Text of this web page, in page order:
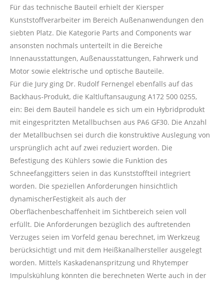
Für das technische Bauteil erhielt der Kiersper
Kunststoffverarbeiter im Bereich Außenanwendungen den
siebten Platz. Die Kategorie Parts and Components war
ansonsten nochmals unterteilt in die Bereiche
Innenausstattungen, Außenausstattungen, Fahrwerk und
Motor sowie elektrische und optische Bauteile.
Für die Jury ging Dr. Rudolf Fernengel ebenfalls auf das
Backhaus-Produkt, die Kaltluftansaugung A172 500 0255,
ein: Bei dem Bauteil handele es sich um ein Hybridprodukt
mit eingespritzten Metallbuchsen aus PA6 GF30. Die Anzahl
der Metallbuchsen sei durch die konstruktive Auslegung von
ursprünglich acht auf zwei reduziert worden. Die
Befestigung des Kühlers sowie die Funktion des
Schneefanggitters seien in das Kunststoffteil integriert
worden. Die speziellen Anforderungen hinsichtlich
dynamischerFestigkeit als auch der
Oberflächenbeschaffenheit im Sichtbereich seien voll
erfüllt. Die Anforderungen bezüglich des auftretenden
Verzuges seien im Vorfeld genau berechnet, im Werkzeug
berücksichtigt und mit dem Heißkanalhersteller ausgelegt
worden. Mittels Kaskadenanspritzung und Rhytemper
Impulskühlung könnten die berechneten Werte auch in der